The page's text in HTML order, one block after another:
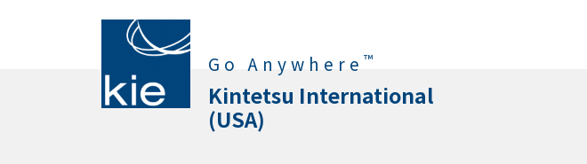
Go Anywhere ™
Kintetsu International
(USA)